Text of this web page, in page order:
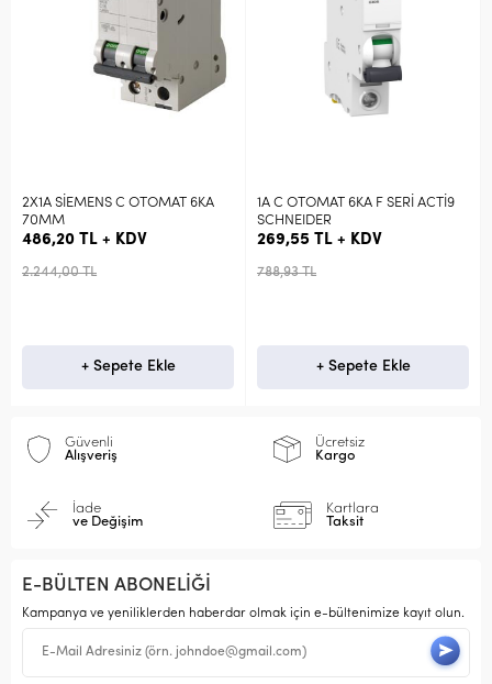
C OTOMAT 6KA
TL + KDV
TL
+ Sepete Ekle
1A C OTOMAT 6KA F SERİ ACTİ9
SCHNEIDER
269,55 TL + KDV
+ Sepete Ekle
4X32A C
Güvenli
Alışveriş
Ücretsiz
Kargo
İade
ve Değişim
Kartlara
Taksit
E-BÜLTEN ABONELİĞİ
Kampanya ve yeniliklerden haberdar olmak için e-bültenimize kayıt olun.